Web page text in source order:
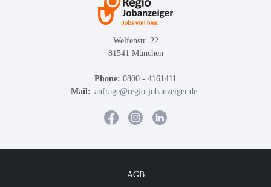
Welfenstr. 22
81541 München
Phone: 0800 - 4161411
Mail: anfrage@regio-jobanzeiger.de
AGB